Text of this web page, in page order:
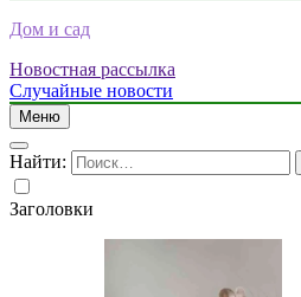
Дом и сад
Новостная рассылка
Случайные новости
Меню
Найти:
Заголовки